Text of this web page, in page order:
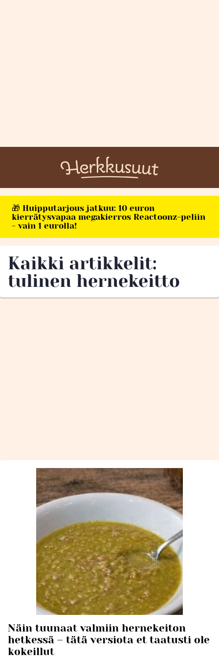
🎁 Huipputarjous jatkuu: 10 euron
kierrätysvapaa megakierros Reactoonz-peliin
- vain 1 eurolla!
Kaikki artikkelit:
tulinen hernekeitto
Näin tuunaat valmiin hernekeiton
hetkessä – tätä versiota et taatusti ole
kokeillut